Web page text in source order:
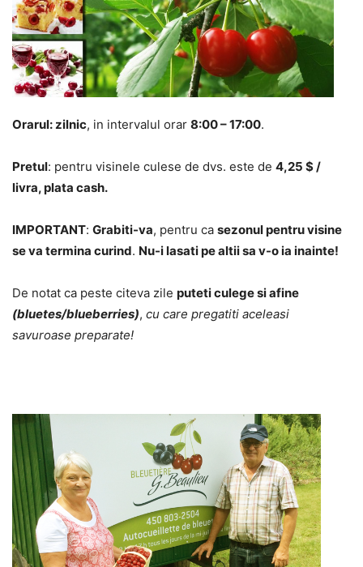
Orarul:zilnic, in intervalul orar 8:00 – 17:00.
Pretul: pentru visinele culese de dvs. este de 4,25 $ /
livra, plata cash.
IMPORTANT: Grabiti-va, pentru ca sezonul pentru visine
se va termina curind. Nu-i lasati pe altii sa v-o ia inainte!
De notat ca peste citeva zile puteti culege si afine
(bluetes/blueberries), cu care pregatiti aceleasi
savuroase preparate!